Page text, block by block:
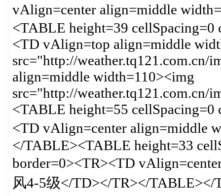
vAlign=center align=middle
<TABLE height=39
<TD vAlign=top align=middle
src="http://
align=middle width=110><img
src="http://
<TABLE height=55
<TD vAlign=center
</TABLE><TABLE height=33
border=0><TR><TD
风4-5级</TD></TR></